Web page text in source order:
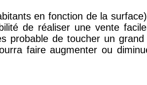
12 687 € 32 €
15 155 € 34 €
en fonction de la
de réaliser une vente
probable de toucher un
faire augmenter ou